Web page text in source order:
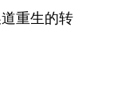
重生的转